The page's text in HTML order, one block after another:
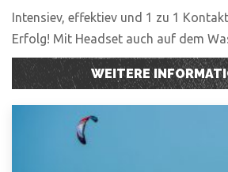
Intensiev, effektiev und 1 zu 1
Erfolg! Mit Headset auch auf dem
WEITERE